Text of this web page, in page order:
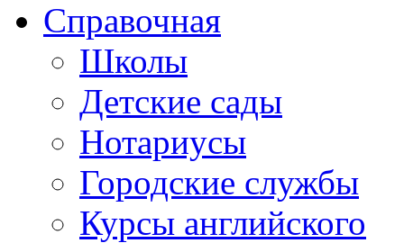
Справочная
Школы
Детские сады
Нотариусы
Городские службы
Курсы английского